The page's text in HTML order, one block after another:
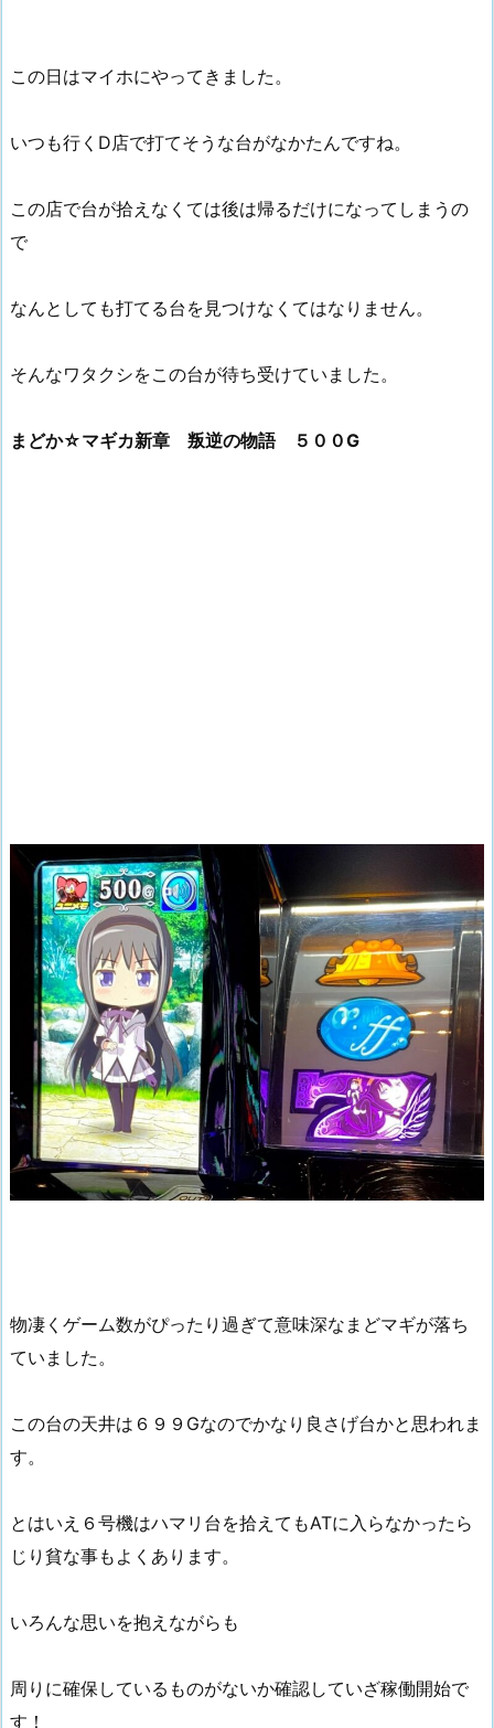
この日はマイホにやってきました。
いつも行くD店で打てそうな台がなかたんですね。
この店で台が拾えなくては後は帰るだけになってしまうの
で
なんとしても打てる台を見つけなくてはなりません。
そんなワタクシをこの台が待ち受けていました。
まどか☆マギカ新章 叛逆の物語 ５００G
物凄くゲーム数がぴったり過ぎて意味深なまどマギが落ち
ていました。
この台の天井は６９９Gなのでかなり良さげ台かと思われま
す。
とはいえ６号機はハマリ台を拾えてもATに入らなかったら
じり貧な事もよくあります。
いろんな思いを抱えながらも
周りに確保しているものがないか確認していざ稼働開始で
す！